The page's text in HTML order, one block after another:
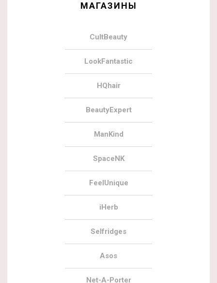
МАГАЗИНЫ
CultBeauty
LookFantastic
HQhair
BeautyExpert
ManKind
SpaceNK
FeelUnique
iHerb
Selfridges
Asos
Net-A-Porter